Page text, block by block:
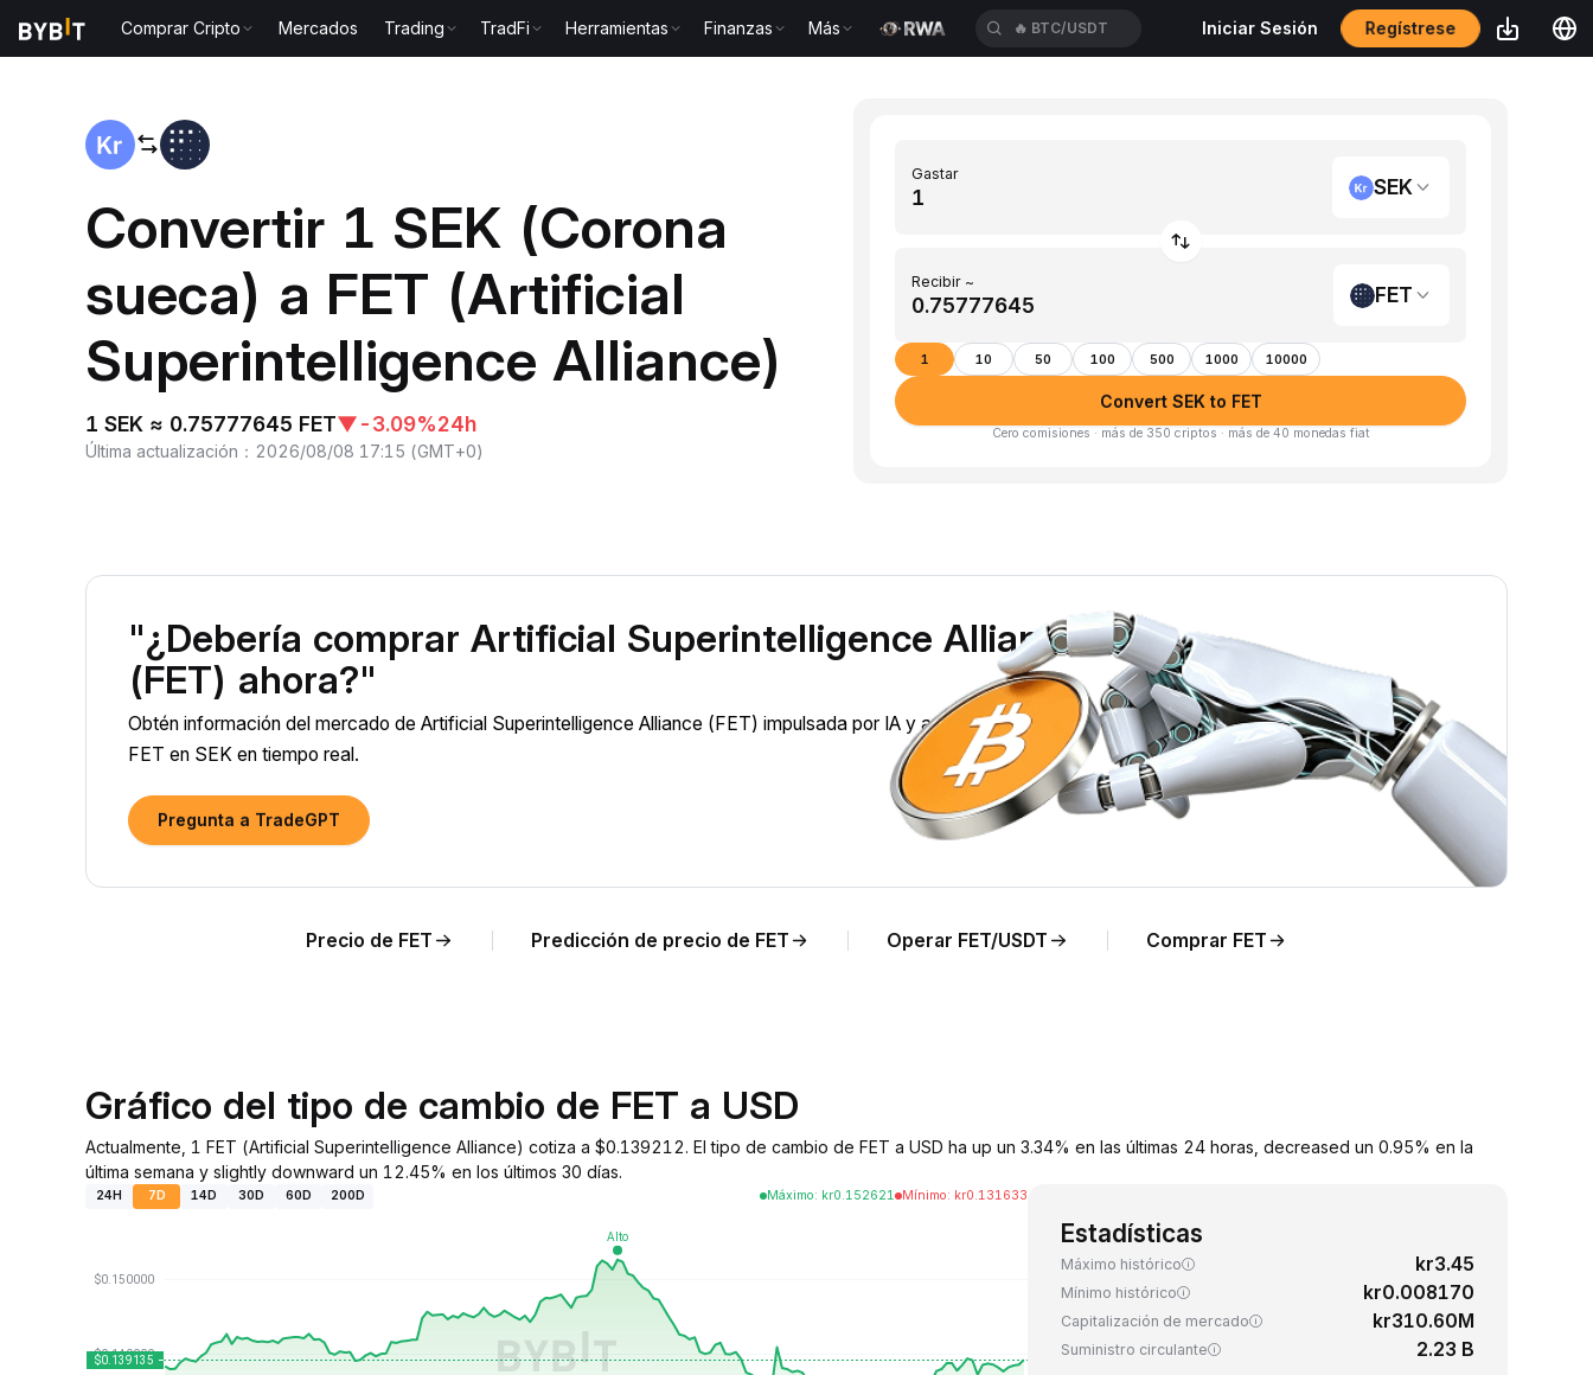
Comprar Cripto Mercados Trading TradFi Herramientas Finanzas Más 🔥 BTC/USDT Iniciar Sesión Regístrese
Convertir 1 SEK (Corona
sueca) a FET (Artificial
Superintelligence Alliance)
1 SEK ≈ 0.75777645 FET▼-3.09%24h
Última actualización ： 2026/08/08 17:15 (GMT+0)
Gastar
SEK
Recibir ~
FET
1 10 50 100 500 1000 10000
Convert SEK to FET
Cero comisiones · más de 350 criptos · más de 40 monedas fiat
"¿Debería comprar Artificial Superintelligence Alliance
(FET) ahora?"
Obtén información del mercado de Artificial Superintelligence Alliance (FET) impulsada por IA y análisis del precio de
FET en SEK en tiempo real.
Pregunta a TradeGPT
Precio de FET Predicción de precio de FET Operar FET/USDT Comprar FET
Gráfico del tipo de cambio de FET a USD
Actualmente, 1 FET (Artificial Superintelligence Alliance) cotiza a $0.139212. El tipo de cambio de FET a USD ha up un 3.34% en las últimas 24 horas, decreased un 0.95% en la
última semana y slightly downward un 12.45% en los últimos 30 días.
24H 7D 14D 30D 60D 200D Máximo: kr0.152621 Mínimo: kr0.131633
Estadísticas
Máximo histórico kr3.45
Mínimo histórico kr0.008170
Capitalización de mercado kr310.60M
Suministro circulante 2.23 B